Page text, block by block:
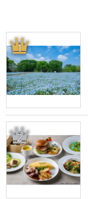
1
2